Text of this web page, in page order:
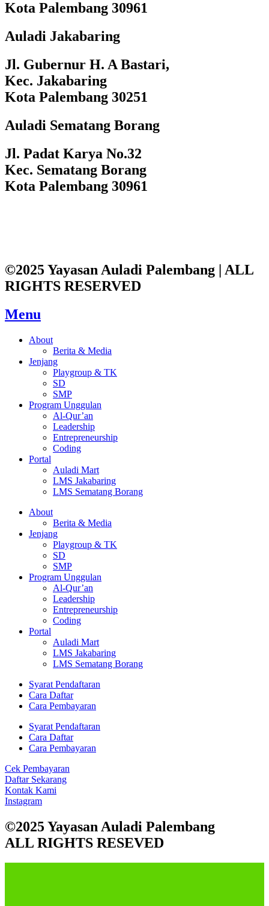
Kota Palembang 30961
Auladi Jakabaring
Jl. Gubernur H. A Bastari,
Kec. Jakabaring
Kota Palembang 30251
Auladi Sematang Borang
Jl. Padat Karya No.32
Kec. Sematang Borang
Kota Palembang 30961
©2025 Yayasan Auladi Palembang | ALL
RIGHTS RESERVED
Menu
About
Berita & Media
Jenjang
Playgroup & TK
SD
SMP
Program Unggulan
Al-Qur’an
Leadership
Entrepreneurship
Coding
Portal
Auladi Mart
LMS Jakabaring
LMS Sematang Borang
About
Berita & Media
Jenjang
Playgroup & TK
SD
SMP
Program Unggulan
Al-Qur’an
Leadership
Entrepreneurship
Coding
Portal
Auladi Mart
LMS Jakabaring
LMS Sematang Borang
Syarat Pendaftaran
Cara Daftar
Cara Pembayaran
Syarat Pendaftaran
Cara Daftar
Cara Pembayaran
Cek Pembayaran
Daftar Sekarang
Kontak Kami
Instagram
©2025 Yayasan Auladi Palembang
ALL RIGHTS RESEVED